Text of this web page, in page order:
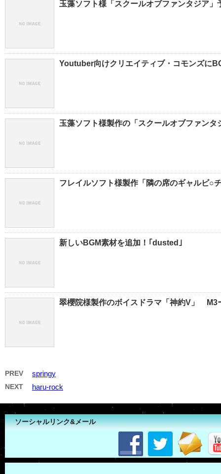
玉藻ソフト様「スクールオブファンタジア
Youtuber向けクリエイティブ・コモンズに
玉藻ソフト様製作の「スクールオブファン
フレイルソフト様製作「隣の席のギャルビ○
新しいBGM素材を追加！｢dusted｣
翠櫻院様製作のボイスドラマ「神約V」 M3
PREV springy
NEXT haru-rock
ソーシャルリンク&メール